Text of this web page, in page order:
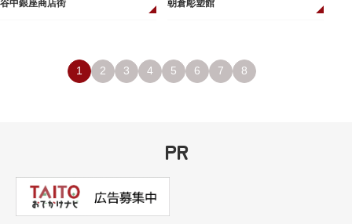
谷中銀座商店街 朝倉彫塑館
1 2 3 4 5 6 7 8
PR